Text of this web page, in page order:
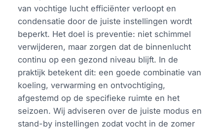
van vochtige lucht efficiënter verloopt en
condensatie door de juiste instellingen wordt
beperkt. Het doel is preventie: niet schimmel
verwijderen, maar zorgen dat de binnenlucht
continu op een gezond niveau blijft. In de
praktijk betekent dit: een goede combinatie van
koeling, verwarming en ontvochtiging,
afgestemd op de specifieke ruimte en het
seizoen. Wij adviseren over de juiste modus en
stand-by instellingen zodat vocht in de zomer